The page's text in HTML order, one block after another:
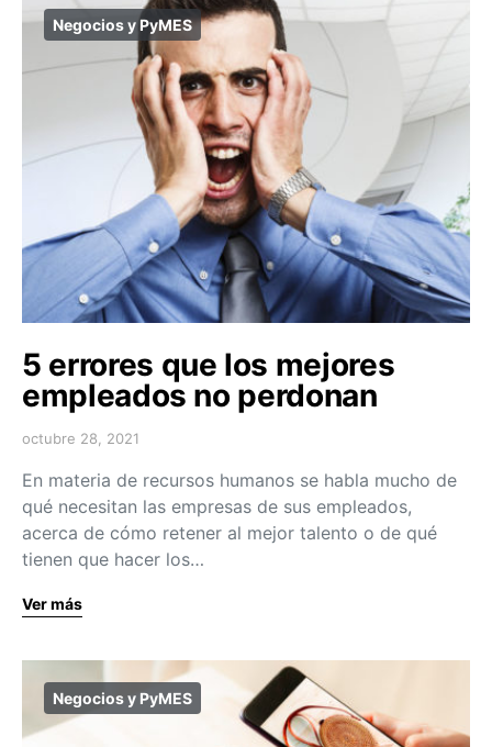
Negocios y PyMES
5 errores que los mejores
empleados no perdonan
octubre 28, 2021
En materia de recursos humanos se habla mucho de
qué necesitan las empresas de sus empleados,
acerca de cómo retener al mejor talento o de qué
tienen que hacer los…
Ver más
Negocios y PyMES